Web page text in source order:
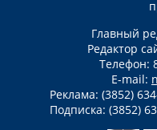
Главный
Редактор
Телефон:
E-mail:
Реклама: (3852)
Подписка: (3852)